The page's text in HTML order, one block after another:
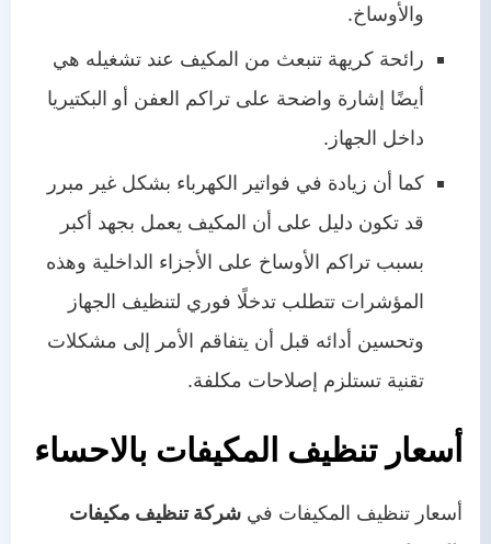
والأوساخ.
رائحة كريهة تنبعث من المكيف عند تشغيله هي
أيضًا إشارة واضحة على تراكم العفن أو البكتيريا
داخل الجهاز.
كما أن زيادة في فواتير الكهرباء بشكل غير مبرر
قد تكون دليل على أن المكيف يعمل بجهد أكبر
بسبب تراكم الأوساخ على الأجزاء الداخلية وهذه
المؤشرات تتطلب تدخلًا فوري لتنظيف الجهاز
وتحسين أدائه قبل أن يتفاقم الأمر إلى مشكلات
تقنية تستلزم إصلاحات مكلفة.
أسعار تنظيف المكيفات بالاحساء
أسعار تنظيف المكيفات في شركة تنظيف مكيفات